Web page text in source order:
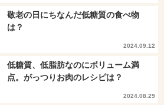
敬老の日にちなんだ低糖質の食べ物
は？
2024.09.12
低糖質、低脂肪なのにボリューム満
点。がっつりお肉のレシピは？
2024.08.29